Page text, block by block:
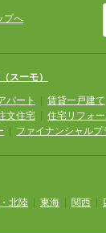
プへ
スーモ）
パート 賃貸一戸建て
文住宅 住宅リフォ
ファイナンシャル
北陸 東海 関西